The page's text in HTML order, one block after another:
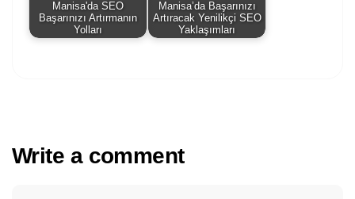
Manisa'da SEO
Başarınızı Artırmanın
Yolları
Manisa’da Başarınızı
Artıracak Yenilikçi SEO
Yaklaşımları
Write a comment